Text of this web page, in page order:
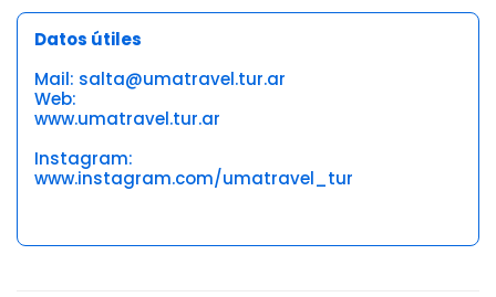
Datos útiles
Mail: salta@umatravel.tur.ar
Web:
www.umatravel.tur.ar
Instagram:
www.instagram.com/umatravel_tur